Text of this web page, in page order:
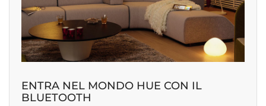
ENTRA NEL MONDO HUE CON IL
BLUETOOTH